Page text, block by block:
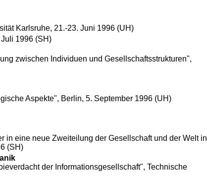
Karlsruhe, 21.-23. Juni 1996 (UH)
1996 (SH)
zwischen Individuen und Gesellschaftsstrukturen",
Aspekte", Berlin, 5. September 1996 (UH)
in eine neue Zweiteilung der Gesellschaft und der Welt in
(SH)
der Informationsgesellschaft", Technische